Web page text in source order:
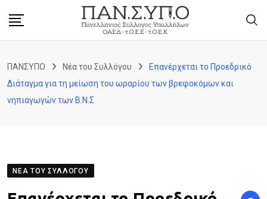
ΠΑΝΣΥΠΟ Νέα του Συλλόγου
Επανέρχεται το Προεδρικό
Διάταγμα για τη μείωση του ωραρίου των βρεφοκόμων και
νηπιαγωγών των Β.Ν.Σ
ΝΈΑ ΤΟΥ ΣΥΛΛΌΓΟΥ